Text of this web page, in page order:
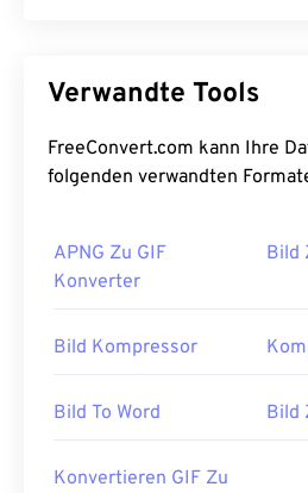
Verwandte Tools
FreeConvert.com kann Ihre
folgenden verwandten
APNG Zu GIF
Konverter
Bild
Bild Kompressor
Bild To Word Bild
Konvertieren GIF Zu